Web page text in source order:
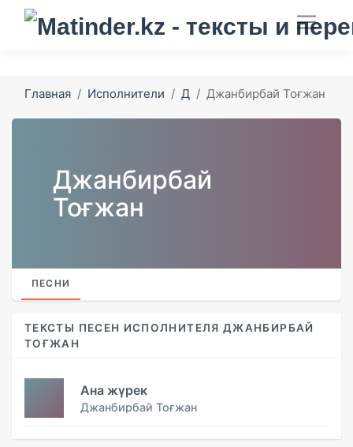
Главная Исполнители Д Джанбирбай Тоғжан
Джанбирбай
Тоғжан
ПЕСНИ
ТЕКСТЫ ПЕСЕН ИСПОЛНИТЕЛЯ ДЖАНБИРБАЙ
ТОҒЖАН
Ана жүрек
Джанбирбай Тоғжан